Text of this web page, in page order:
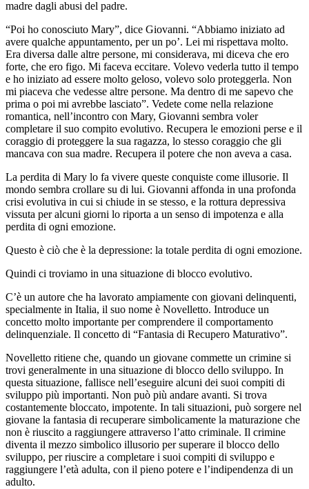
madre dagli abusi del padre.
“Poi ho conosciuto Mary”, dice Giovanni. “Abbiamo iniziato ad
avere qualche appuntamento, per un po’. Lei mi rispettava molto.
Era diversa dalle altre persone, mi considerava, mi diceva che ero
forte, che ero figo. Mi faceva eccitare. Volevo vederla tutto il tempo
e ho iniziato ad essere molto geloso, volevo solo proteggerla. Non
mi piaceva che vedesse altre persone. Ma dentro di me sapevo che
prima o poi mi avrebbe lasciato”. Vedete come nella relazione
romantica, nell’incontro con Mary, Giovanni sembra voler
completare il suo compito evolutivo. Recupera le emozioni perse e il
coraggio di proteggere la sua ragazza, lo stesso coraggio che gli
mancava con sua madre. Recupera il potere che non aveva a casa.
La perdita di Mary lo fa vivere queste conquiste come illusorie. Il
mondo sembra crollare su di lui. Giovanni affonda in una profonda
crisi evolutiva in cui si chiude in se stesso, e la rottura depressiva
vissuta per alcuni giorni lo riporta a un senso di impotenza e alla
perdita di ogni emozione.
Questo è ciò che è la depressione: la totale perdita di ogni emozione.
Quindi ci troviamo in una situazione di blocco evolutivo.
C’è un autore che ha lavorato ampiamente con giovani delinquenti,
specialmente in Italia, il suo nome è Novelletto. Introduce un
concetto molto importante per comprendere il comportamento
delinquenziale. Il concetto di “Fantasia di Recupero Maturativo”.
Novelletto ritiene che, quando un giovane commette un crimine si
trovi generalmente in una situazione di blocco dello sviluppo. In
questa situazione, fallisce nell’eseguire alcuni dei suoi compiti di
sviluppo più importanti. Non può più andare avanti. Si trova
costantemente bloccato, impotente. In tali situazioni, può sorgere nel
giovane la fantasia di recuperare simbolicamente la maturazione che
non è riuscito a raggiungere attraverso l’atto criminale. Il crimine
diventa il mezzo simbolico illusorio per superare il blocco dello
sviluppo, per riuscire a completare i suoi compiti di sviluppo e
raggiungere l’età adulta, con il pieno potere e l’indipendenza di un
adulto.